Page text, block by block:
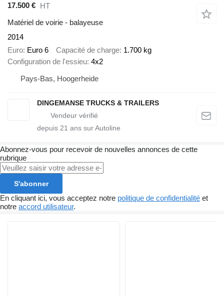
17.500 € HT
Matériel de voirie - balayeuse
2014
Euro Euro 6 Capacité de charge 1.700 kg
Configuration de l'essieu 4x2
Pays-Bas, Hoogerheide
DINGEMANSE TRUCKS & TRAILERS
depuis 21 ans sur Autoline
Abonnez-vous pour recevoir de nouvelles annonces de cette
rubrique
S'abonner
En cliquant ici, vous acceptez notre politique de confidentialité et
notre accord utilisateur.